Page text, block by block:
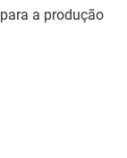
a produção